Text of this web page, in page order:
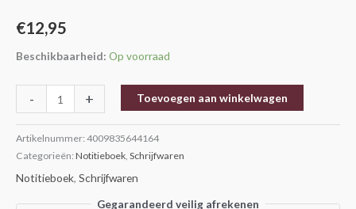
€12,95
Beschikbaarheid: Op voorraad
- + Toevoegen aan winkelwagen
Artikelnummer: 4009835644164
Categorieën: Notitieboek, Schrijfwaren
Notitieboek, Schrijfwaren
Gegarandeerd veilig afrekenen